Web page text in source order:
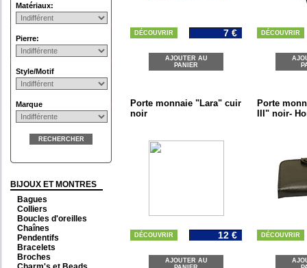
Matériaux:
Pierre:
Style/Motif
Marque
RECHERCHER
BIJOUX ET MONTRES
Bagues
Colliers
Boucles d'oreilles
Chaînes
Pendentifs
Bracelets
Broches
DÉCOUVRIR 7 €
AJOUTER AU
PANIER
DÉCOUVRIR
Porte monnaie "Lara" cuir
noir
DÉCOUVRIR 12 €
AJOUTER AU
Porte
III" noir-
DÉCOUVRIR